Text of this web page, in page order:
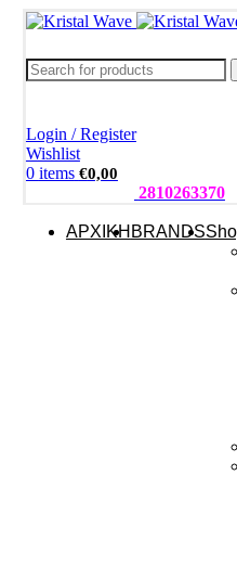
Login / Register
Wishlist
0 items €0,00
2810263370
ΑΡΧΙΚΗ BRANDS